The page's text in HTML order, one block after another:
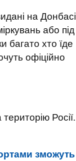
на Донбасі
або під
багато хто їде
офіційно
Росії.
зможуть